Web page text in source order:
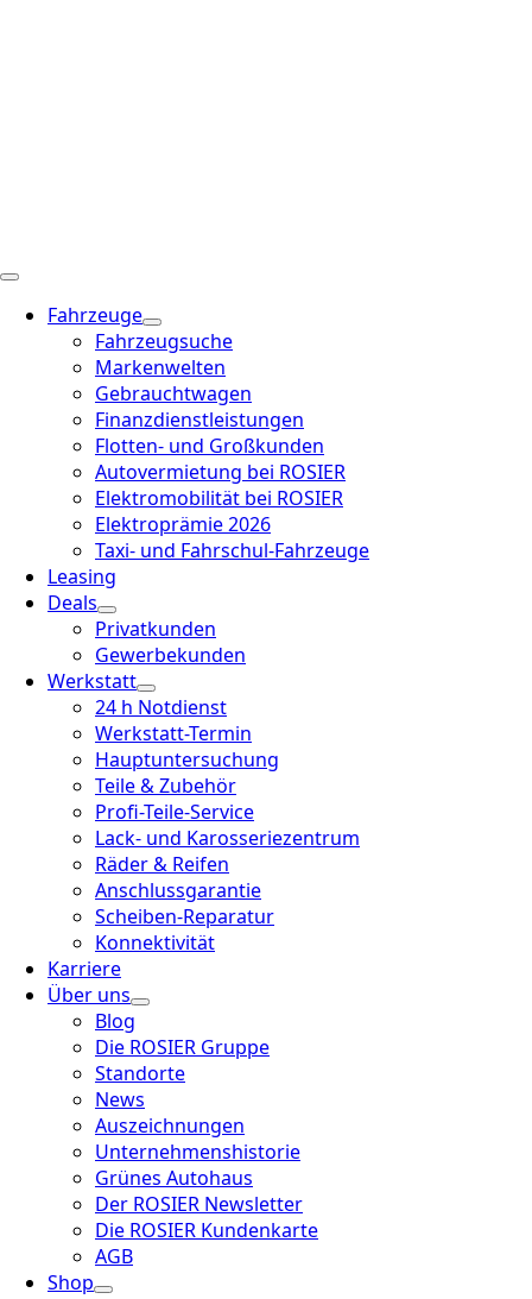
Fahrzeuge
Fahrzeugsuche
Markenwelten
Gebrauchtwagen
Finanzdienstleistungen
Flotten- und Großkunden
Autovermietung bei ROSIER
Elektromobilität bei ROSIER
Elektroprämie 2026
Taxi- und Fahrschul-Fahrzeuge
Leasing
Deals
Privatkunden
Gewerbekunden
Werkstatt
24 h Notdienst
Werkstatt-Termin
Hauptuntersuchung
Teile & Zubehör
Profi-Teile-Service
Lack- und Karosseriezentrum
Räder & Reifen
Anschlussgarantie
Scheiben-Reparatur
Konnektivität
Karriere
Über uns
Blog
Die ROSIER Gruppe
Standorte
News
Auszeichnungen
Unternehmenshistorie
Grünes Autohaus
Der ROSIER Newsletter
Die ROSIER Kundenkarte
AGB
Shop